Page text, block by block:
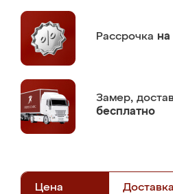
Рассрочка на
Замер,
бесплатно
Цена Доставка